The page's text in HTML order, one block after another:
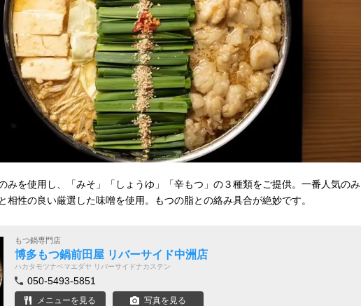
みを使用し、「みそ」「しょうゆ」「辛もつ」の３種類をご提供。一番人気のみ
相性の良い厳選した味噌を使用。もつの脂との絡み具合が絶妙です。
もつ鍋専門店
博多もつ鍋前田屋 リバーサイド中洲店
ハカタモツナベマエダヤ リバーサイドナカステン
050-5493-5851
メニューを見る 写真を見る